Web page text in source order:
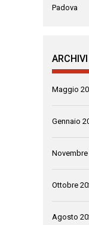
Padova
ARCHIVI
Maggio
Gennaio
Novembre
Ottobre
Agosto